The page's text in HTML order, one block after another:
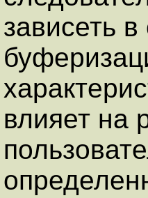
зависеть
влияет на